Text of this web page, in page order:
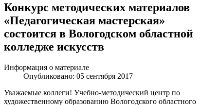
Конкурс методических материалов
«Педагогическая мастерская»
состоится в Вологодском областной
колледже искусств
Информация о материале
Опубликовано: 05 сентября 2017
Уважаемые коллеги! Учебно-методический центр по
художественному образованию Вологодского областного